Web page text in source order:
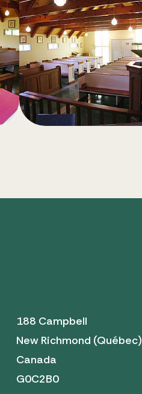
188 Campbell
New Richmond (Québec)
Canada
G0C2B0